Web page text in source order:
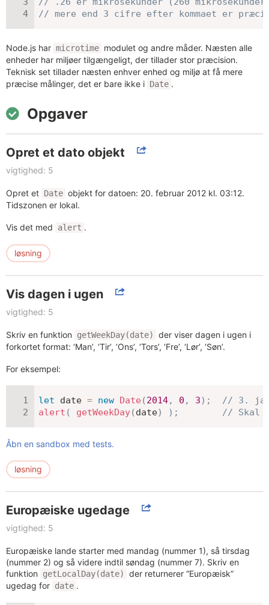
// mere end 3 cifre efter kommaet er
Node.js har microtime modulet og andre måder. Næsten alle
enheder har miljøer tilgængeligt, der tillader stor præcision.
Teknisk set tillader næsten enhver enhed og miljø at få mere
præcise målinger, det er bare ikke i Date .
Opgaver
Opret et dato objekt
vigtighed: 5
Opret et Date objekt for datoen: 20. februar 2012 kl. 03:12.
Tidszonen er lokal.
Vis det med alert .
løsning
Vis dagen i ugen
vigtighed: 5
Skriv en funktion getWeekDay(date)
der viser dagen i ugen i
forkortet format: ‘Man’, ‘Tir’, ‘Ons’, ‘Tors’, ‘Fre’, ‘Lør’, ‘Søn’.
For eksempel:
let date = new Date (2014, 0 , 3) ;
// 3.
alert ( getWeekDay(date) ) ; // Skal
Åbn en sandbox med tests.
løsning
Europæiske ugedage
vigtighed: 5
Europæiske lande starter med mandag (nummer 1), så tirsdag
(nummer 2) og så videre indtil søndag (nummer 7). Skriv en
funktion
getLocalDay(date)
der returnerer “Europæisk”
ugedag for date .